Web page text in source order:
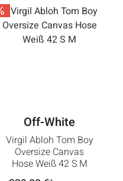
Off-White
Virgil Abloh Tom Boy
Oversize Canvas
Hose Weiß 42 S M